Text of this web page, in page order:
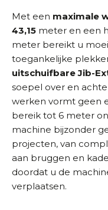
Met een maximale
43,15 meter en een
meter bereikt u
toegankelijke
uitschuifbare Jib-
soepel over en
werken vormt geen
bereik tot 6 meter
machine bijzonder
projecten, van
aan bruggen en
doordat u de
verplaatsen.